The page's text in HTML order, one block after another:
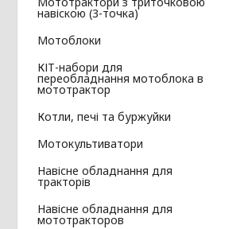
навіскою (3-точка)
Мотоблоки
КІТ-набори для
переобладнання мотоблока в
мототрактор
Котли, печі та буржуйки
Мотокультиватори
Навісне обладнання для
тракторів
Навісне обладнання для
мототракторов